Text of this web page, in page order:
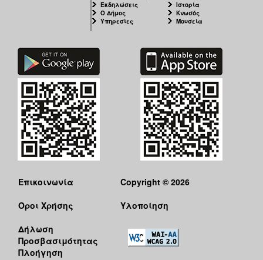
Εκδηλώσεις
Ο Δήμος
Υπηρεσίες
Ιστορία
Κνωσός
Μουσεία
Επικοινωνία
Όροι Χρήσης
Δήλωση
Προσβασιμότητας
Πλοήγηση
Copyright © 2026
Υλοποίηση